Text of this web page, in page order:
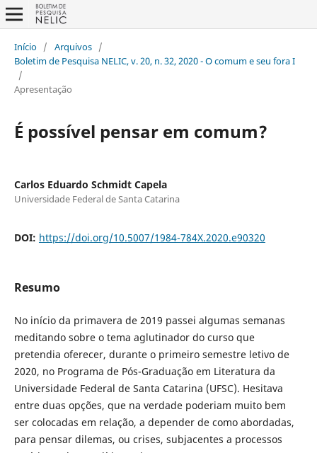
Início / Arquivos /
Boletim de Pesquisa NELIC, v. 20, n. 32, 2020 - O comum e seu fora I
/
Apresentação
É possível pensar em comum?
Carlos Eduardo Schmidt Capela
Universidade Federal de Santa Catarina
DOI: https://doi.org/10.5007/1984-784X.2020.e90320
Resumo
No início da primavera de 2019 passei algumas semanas
meditando sobre o tema aglutinador do curso que
pretendia oferecer, durante o primeiro semestre letivo de
2020, no Programa de Pós-Graduação em Literatura da
Universidade Federal de Santa Catarina (UFSC). Hesitava
entre duas opções, que na verdade poderiam muito bem
ser colocadas em relação, a depender de como abordadas,
para pensar dilemas, ou crises, subjacentes a processos